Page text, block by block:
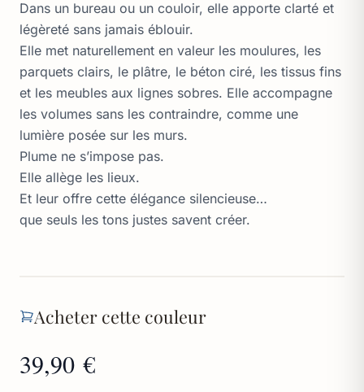
Dans un bureau ou un couloir, elle apporte clarté et
légèreté sans jamais éblouir.
Elle met naturellement en valeur les moulures, les
parquets clairs, le plâtre, le béton ciré, les tissus fins
et les meubles aux lignes sobres. Elle accompagne
les volumes sans les contraindre, comme une
lumière posée sur les murs.
Plume ne s’impose pas.
Elle allège les lieux.
Et leur offre cette élégance silencieuse…
que seuls les tons justes savent créer.
Acheter cette couleur
39,90 €